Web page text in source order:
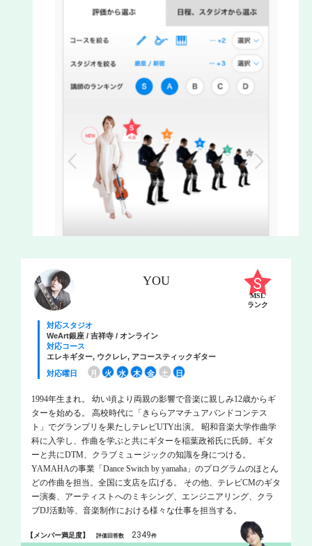
YOU
MSL
ランク
対応スタジオ
WeArt銀座 / 吉祥寺 / オンライン
対応コース
エレキギター, ウクレレ, アコースティックギター
対応曜日
月 火 水 木 金 土 日
1994年生まれ。 幼い頃より両親の影響で音楽に親しみ12歳からギ
ターを始める。 高校時代に「きららアマチュアバンドコンテス
ト」でグランプリを果たしテレビUTY出演。 昭和音楽大学作曲学
科に入学し、作曲を学ぶと共にギターを稲葉政裕氏に氏師。ギタ
ーと共にDTM、クラブミュージックの知識を身につける。
YAMAHAの事業「Dance Switch by yamaha」のプログラムのほとん
どの作曲を担当。全国に支店を広げる。 その他、テレビCMのギタ
ー演奏、アーティストへのミキシング、エンジニアリング、クラ
ブDJ活動等、音楽制作における様々な仕事を担当する。
【メンバー満足度】評価回答数 2349件